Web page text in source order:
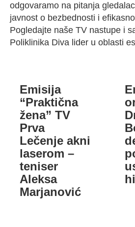
odgovaramo na pitanja
javnost o bezbednosti i
Pogledajte naše TV nastupe i
Poliklinika Diva lider u oblasti
Emisija
“Praktična
žena” TV
Prva
Lečenje akni
laserom –
teniser
Aleksa
Marjanović